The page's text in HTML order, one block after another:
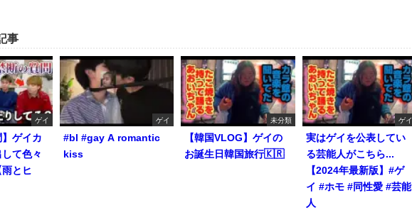
事
ゲイ
】ゲイカ
て色々
とヒ
ゲイ
#bl #gay A romantic
kiss
未分類
【韓国VLOG】ゲイの
お誕生日韓国旅行🇰🇷
ゲイ
実はゲイを公表してい
る芸能人がこちら...
【2024年最新版】#ゲ
イ #ホモ #同性愛 #芸能
人